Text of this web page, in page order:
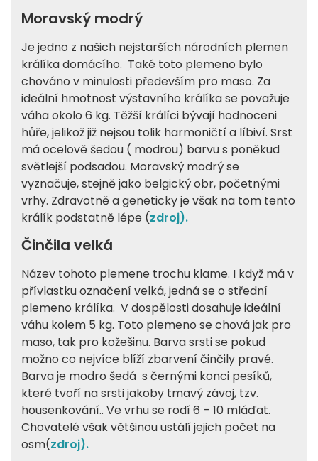
Moravský modrý
Je jedno z našich nejstarších národních plemen
králíka domácího. Také toto plemeno bylo
chováno v minulosti především pro maso. Za
ideální hmotnost výstavního králíka se považuje
váha okolo 6 kg. Těžší králíci bývají hodnoceni
hůře, jelikož již nejsou tolik harmoničtí a líbiví. Srst
má ocelově šedou ( modrou) barvu s poněkud
světlejší podsadou. Moravský modrý se
vyznačuje, stejně jako belgický obr, početnými
vrhy. Zdravotně a geneticky je však na tom tento
králík podstatně lépe (zdroj).
Činčila velká
Název tohoto plemene trochu klame. I když má v
přívlastku označení velká, jedná se o střední
plemeno králíka. V dospělosti dosahuje ideální
váhu kolem 5 kg. Toto plemeno se chová jak pro
maso, tak pro kožešinu. Barva srsti se pokud
možno co nejvíce blíží zbarvení činčily pravé.
Barva je modro šedá s černými konci pesíků,
které tvoří na srsti jakoby tmavý závoj, tzv.
housenkování.. Ve vrhu se rodí 6 – 10 mláďat.
Chovatelé však většinou ustálí jejich počet na
osm(zdroj).